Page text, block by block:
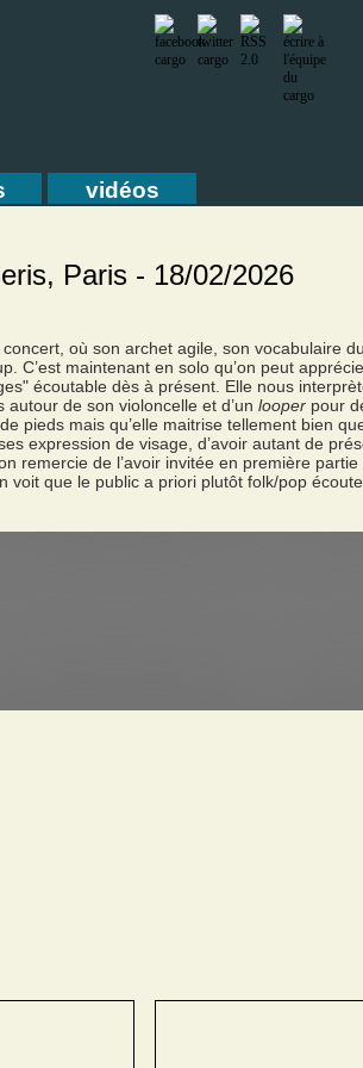
vidéos
Paris - 18/02/2026
concert, où son archet agile, son vocabulaire
C’est maintenant en solo qu’on peut
écoutable dès à présent. Elle nous
de son violoncelle et d’un looper pour
pieds mais qu’elle maitrise tellement bien
expression de visage, d’avoir autant de
remercie de l’avoir invitée en première
voit que le public a priori plutôt folk/pop